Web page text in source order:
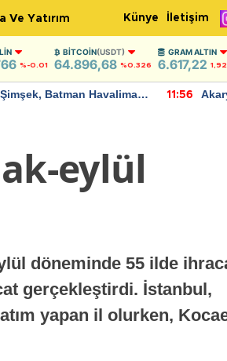
Ve Yatırım Künye İletişim
%-0.01
BITCOIN(USDT)
64.896,68 %0.326
GRAM ALTIN
6.617,22 1,92
Batman Havalimanı
11:56
eylül
döneminde 55 ilde
gerçekleştirdi. İstanbul,
yapan il olurken,